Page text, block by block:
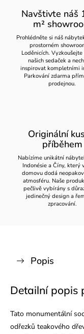
Navštivte náš
m²
Prohlédněte si náš
prostorném
Loděnicích.
našich sedaček a
inspirovat kompletními
Parkování zdarma
prodejnou.
Originální
příběhem
Nabízíme unikátní
Indonésie a Číny, který
domovu dodá
atmosféru. Naše
pečlivě vybírány s
jedinečný design a
zpracování.
Popis
Detailní popis
Tato monumentální
odřezků teakového